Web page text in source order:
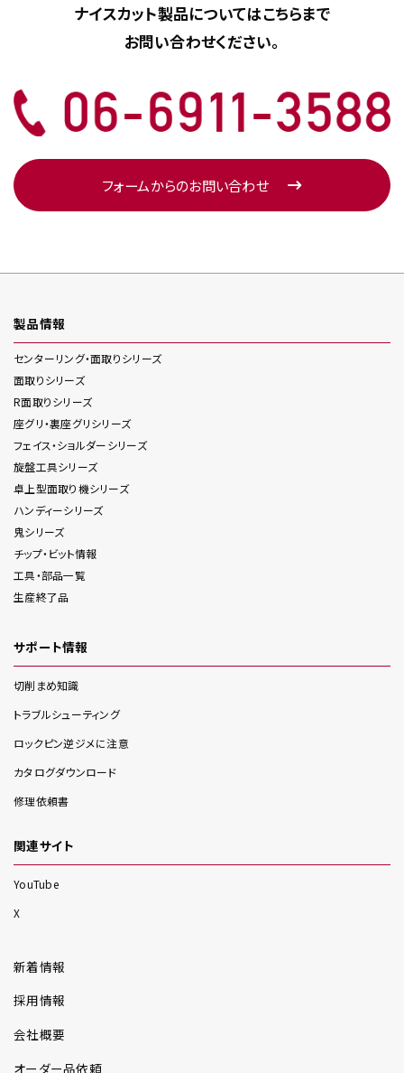
ナイスカット製品についてはこちらまで
お問い合わせください。
フォームからのお問い合わせ
製品情報
センターリング・面取りシリーズ
面取りシリーズ
R面取りシリーズ
座グリ・裏座グリシリーズ
フェイス・ショルダーシリーズ
旋盤工具シリーズ
卓上型面取り機シリーズ
ハンディーシリーズ
鬼シリーズ
チップ・ビット情報
工具・部品一覧
生産終了品
サポート情報
切削まめ知識
トラブルシューティング
ロックピン逆ジメに注意
カタログダウンロード
修理依頼書
関連サイト
YouTube
X
新着情報
採用情報
会社概要
オーダー品依頼